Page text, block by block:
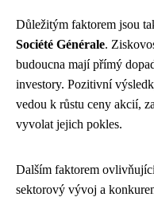
Důležitým faktorem jsou
Société Générale.
budoucna mají přímý
investory. Pozitivní
vedou k růstu ceny akcií,
vyvolat jejich pokles.
Dalším faktorem
sektorový vývoj a